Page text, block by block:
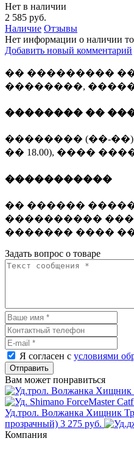
Нет в наличии
2 585 руб.
Наличие Отзывы
Нет информации о наличии
Добавить новый комментарий
�� ���������
��������,
�������� ��
�������� (��-
�� 18.00), ����
�����������
�� ������
����������
������� ����
Задать вопрос о товаре
Я согласен с условиями
Отправить
Вам может понравиться
Уд.трол. Волжанка Хищник
прозрачный) 3 275 руб.
Компания